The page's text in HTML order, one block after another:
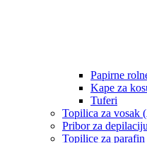
Papirne
Kape za
Tuferi
Topilica za vosak
Pribor za depilaciju
Topilice za parafin